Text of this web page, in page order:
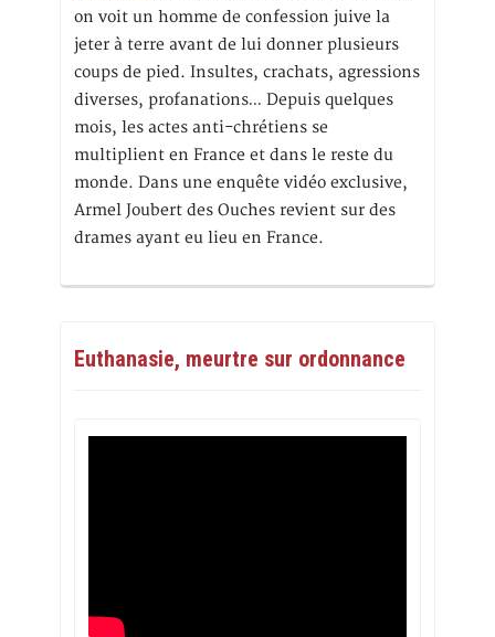
on voit un homme de confession juive la
jeter à terre avant de lui donner plusieurs
coups de pied. Insultes, crachats, agressions
diverses, profanations… Depuis quelques
mois, les actes anti-chrétiens se
multiplient en France et dans le reste du
monde. Dans une enquête vidéo exclusive,
Armel Joubert des Ouches revient sur des
drames ayant eu lieu en France.
Euthanasie, meurtre sur ordonnance